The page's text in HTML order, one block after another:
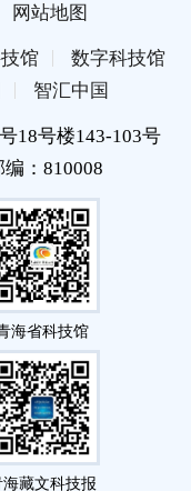
网站地图
馆
数字科技馆
智汇中国
18号楼143-103号
编：810008
海省科技馆
海藏文科技报